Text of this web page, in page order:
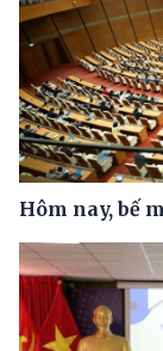
Hôm nay, bế